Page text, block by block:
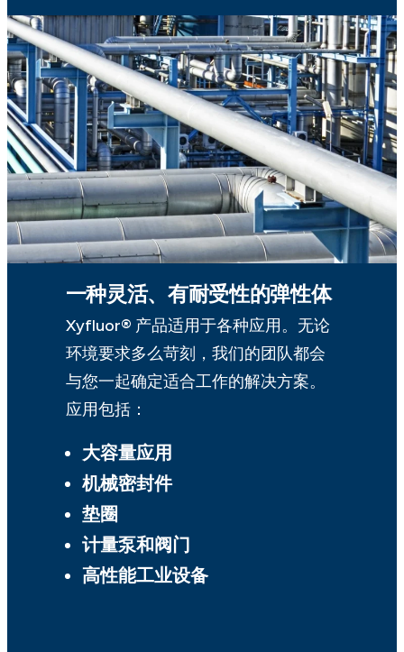
一种灵活、有耐受性的弹性体
Xyfluor® 产品适用于各种应用。无论
环境要求多么苛刻，我们的团队都会
与您一起确定适合工作的解决方案。
应用包括：
大容量应用
机械密封件
垫圈
计量泵和阀门
高性能工业设备